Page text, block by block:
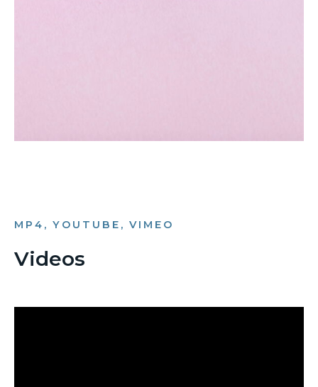
MP4, YOUTUBE, VIMEO
Videos